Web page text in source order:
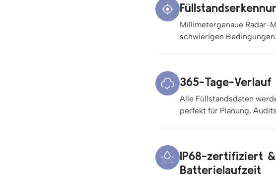
Millimetergenaue Radar-
schwierigen
365-Tage-
Alle Füllstandsdaten
perfekt für Planung,
IP68-zertifiziert
Batterielaufzeit